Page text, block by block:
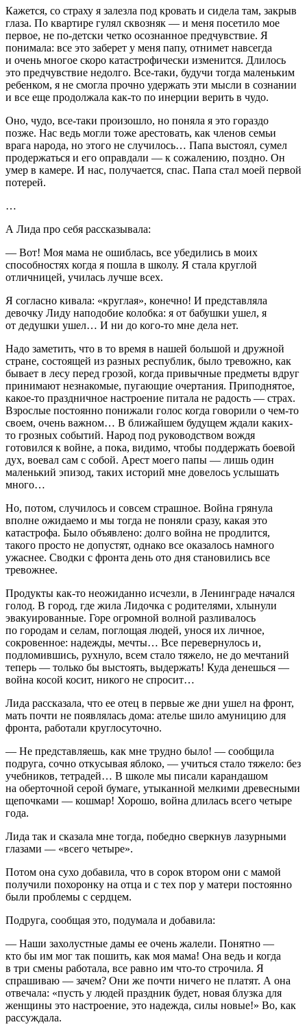
Кажется, со страху я залезла под кровать и сидела там, закрыв
глаза. По квартире гулял сквозняк — и меня посетило мое
первое, не по-детски четко осознанное предчувствие. Я
понимала: все это заберет у меня папу, отнимет навсегда
и очень многое скоро катастрофически изменится. Длилось
это предчувствие недолго. Все-таки, будучи тогда маленьким
ребенком, я не смогла прочно удержать эти мысли в сознании
и все еще продолжала как-то по инерции верить в чудо.
Оно, чудо, все-таки произошло, но поняла я это гораздо
позже. Нас ведь могли тоже арестовать, как членов семьи
врага народа, но этого не случилось… Папа выстоял, сумел
продержаться и его оправдали — к сожалению, поздно. Он
умер в камере. И нас, получается, спас. Папа стал моей первой
потерей.
…
А Лида про себя рассказывала:
— Вот! Моя мама не ошиблась, все убедились в моих
способностях когда я пошла в школу. Я стала круглой
отличницей, училась лучше всех.
Я согласно кивала: «круглая», конечно! И представляла
девочку Лиду наподобие колобка: я от бабушки ушел, я
от дедушки ушел… И ни до кого-то мне дела нет.
Надо заметить, что в то время в нашей большой и дружной
стране, состоящей из разных республик, было тревожно, как
бывает в лесу перед грозой, когда привычные предметы вдруг
принимают незнакомые, пугающие очертания. Приподнятое,
какое-то праздничное настроение питала не радость — страх.
Взрослые постоянно понижали голос когда говорили о чем-то
своем, очень важном… В ближайшем будущем ждали каких-
то грозных событий. Народ под руководством вождя
готовился к войне, а пока, видимо, чтобы поддержать боевой
дух, воевал сам с собой. Арест моего папы — лишь один
маленький эпизод, таких историй мне довелось услышать
много…
Но, потом, случилось и совсем страшное. Война грянула
вполне ожидаемо и мы тогда не поняли сразу, какая это
катастрофа. Было объявлено: долго война не продлится,
такого просто не допустят, однако все оказалось намного
ужаснее. Сводки с фронта день ото дня становились все
тревожнее.
Продукты как-то неожиданно исчезли, в Ленинграде начался
голод. В город, где жила Лидочка с родителями, хлынули
эвакуированные. Горе огромной волной разливалось
по городам и селам, поглощая людей, унося их личное,
сокровенное: надежды, мечты… Все перевернулось и,
подломившись, рухнуло, всем стало тяжело, не до мечтаний
теперь — только бы выстоять, выдержать! Куда денешься —
война косой косит, никого не спросит…
Лида рассказала, что ее отец в первые же дни ушел на фронт,
мать почти не появлялась дома: ателье шило амуницию для
фронта, работали круглосуточно.
— Не представляешь, как мне трудно было! — сообщила
подруга, сочно откусывая яблоко, — учиться стало тяжело: без
учебников, тетрадей… В школе мы писали карандашом
на оберточной серой бумаге, утыканной мелкими древесными
щепочками — кошмар! Хорошо, война длилась всего четыре
года.
Лида так и сказала мне тогда, победно сверкнув лазурными
глазами — «всего четыре».
Потом она сухо добавила, что в сорок втором они с мамой
получили похоронку на отца и с тех пор у матери постоянно
были проблемы с сердцем.
Подруга, сообщая это, подумала и добавила:
— Наши захолустные дамы ее очень жалели. Понятно —
кто бы им мог так пошить, как моя мама! Она ведь и когда
в три смены работала, все равно им что-то строчила. Я
спрашиваю — зачем? Они же почти ничего не платят. А она
отвечала: «пусть у людей праздник будет, новая блузка для
женщины это настроение, это надежда, силы новые!» Во, как
рассуждала.